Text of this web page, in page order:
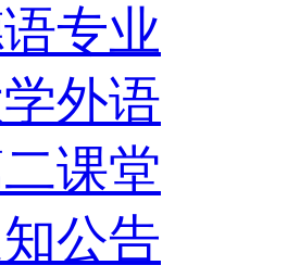
专业
外语
课堂
公告